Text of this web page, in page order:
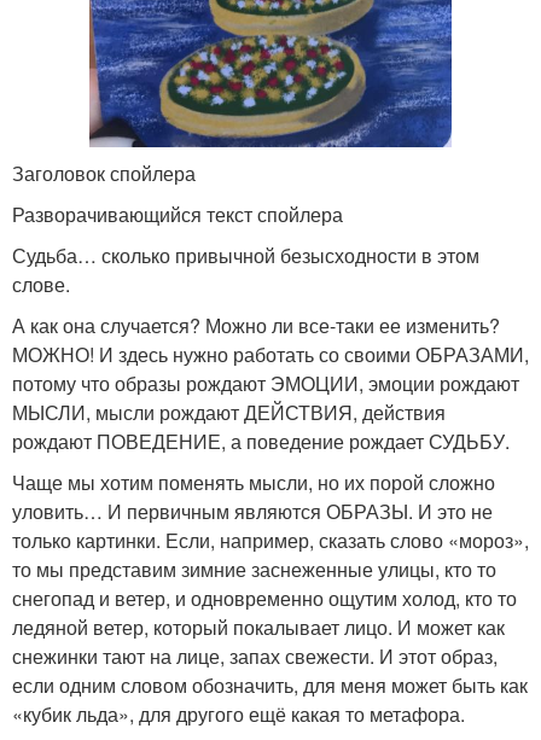
Заголовок спойлера
Разворачивающийся текст спойлера
Судьба… сколько привычной безысходности в этом
слове.
А как она случается? Можно ли все-таки ее изменить?
МОЖНО! И здесь нужно работать со своими ОБРАЗАМИ,
потому что образы рождают ЭМОЦИИ, эмоции рождают
МЫСЛИ, мысли рождают ДЕЙСТВИЯ, действия
рождают ПОВЕДЕНИЕ, а поведение рождает СУДЬБУ.
Чаще мы хотим поменять мысли, но их порой сложно
уловить… И первичным являются ОБРАЗЫ. И это не
только картинки. Если, например, сказать слово «мороз»,
то мы представим зимние заснеженные улицы, кто то
снегопад и ветер, и одновременно ощутим холод, кто то
ледяной ветер, который покалывает лицо. И может как
снежинки тают на лице, запах свежести. И этот образ,
если одним словом обозначить, для меня может быть как
«кубик льда», для другого ещё какая то метафора.